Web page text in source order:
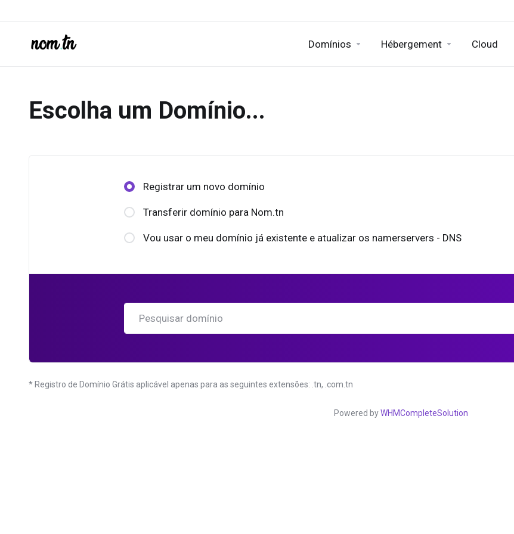
Domínios Hébergement Cloud
Escolha um Domínio...
Registrar um novo domínio
Transferir domínio para Nom.tn
Vou usar o meu domínio já existente e atualizar os namerservers - DNS
* Registro de Domínio Grátis aplicável apenas para as seguintes extensões: .tn, .com.tn
Powered byWHMCompleteSolution